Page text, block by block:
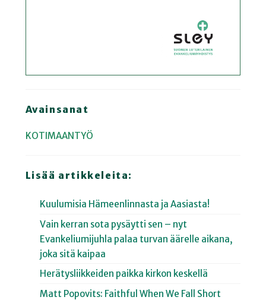
Avainsanat
KOTIMAANTYÖ
Lisää artikkeleita:
Kuulumisia Hämeenlinnasta ja Aasiasta!
Vain kerran sota pysäytti sen – nyt
Evankeliumijuhla palaa turvan äärelle aikana,
joka sitä kaipaa
Herätysliikkeiden paikka kirkon keskellä
Matt Popovits: Faithful When We Fall Short